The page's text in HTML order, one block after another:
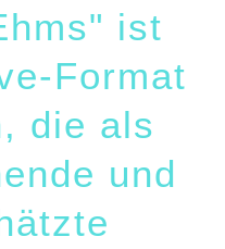
ist
Format
die als
und